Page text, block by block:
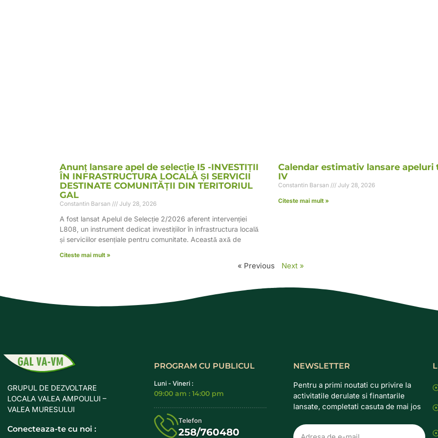
Anunț lansare apel de selecție I5 -INVESTIȚII
ÎN INFRASTRUCTURA LOCALĂ ȘI SERVICII
DESTINATE COMUNITĂȚII DIN TERITORIUL
GAL
Constantin Barsan July 28, 2026
A fost lansat Apelul de Selecție 2/2026 aferent intervenției
L808, un instrument dedicat investițiilor în infrastructura locală
și serviciilor esențiale pentru comunitate. Această axă de
Citeste mai mult »
Calendar estimativ lansare apeluri
IV
Constantin Barsan July 28, 2026
Citeste mai mult »
« Previous Next »
GRUPUL DE DEZVOLTARE
LOCALA VALEA AMPOULUI –
VALEA MURESULUI
Conecteaza-te cu noi :
PROGRAM CU PUBLICUL
Luni - Vineri :
09:00 am : 14:00 pm
Telefon
258/760480
NEWSLETTER
Pentru a primi noutati cu privire la
activitatile derulate si finantarile
lansate, completati casuta de mai jos